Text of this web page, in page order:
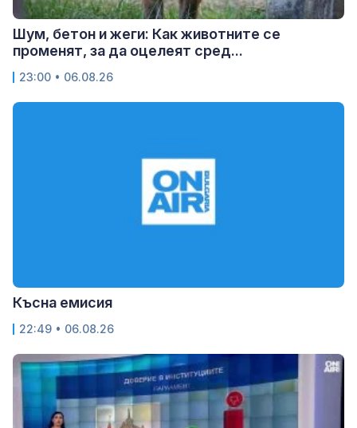
Шум, бетон и жеги: Как животните се
променят, за да оцелеят сред...
23:00 • 06.08.26
Късна емисия
22:49 • 06.08.26